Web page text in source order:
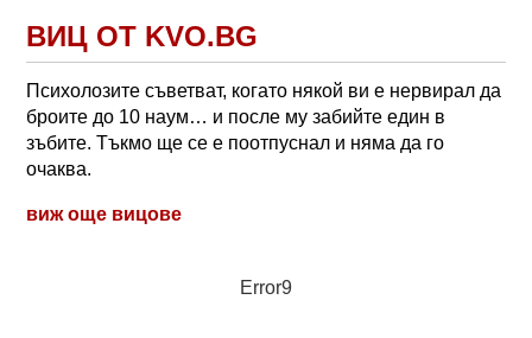
ВИЦ ОТ KVO.BG
Психолозите съветват, когато някой ви е нервирал да
броите до 10 наум… и после му забийте един в
зъбите. Тъкмо ще се е поотпуснал и няма да го
очаква.
виж още вицове
Error9